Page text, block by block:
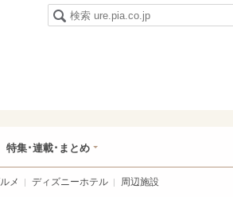
特集･連載･まとめ
メ ディズニーホテル 周辺施設